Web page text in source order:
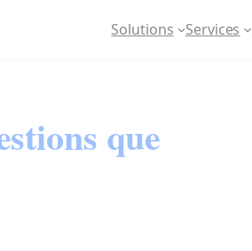
Solutions Services
que